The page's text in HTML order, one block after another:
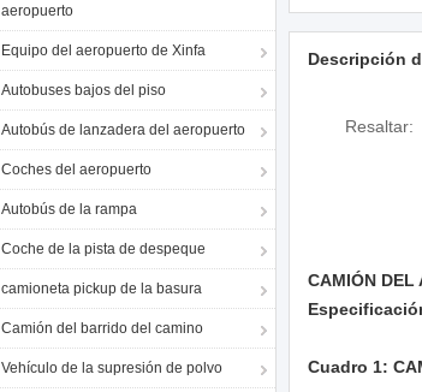
aeropuerto
Equipo del aeropuerto de Xinfa
Autobuses bajos del piso
Autobús de lanzadera del aeropuerto
Coches del aeropuerto
Autobús de la rampa
Coche de la pista de despeque
camioneta pickup de la basura
Camión del barrido del camino
Vehículo de la supresión de polvo
Descripción
Resaltar:
CAMIÓN DEL
Cuadro 1: